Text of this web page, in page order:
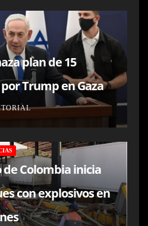
plan de 15
Trump en Gaza
Colombia inicia
con explosivos en